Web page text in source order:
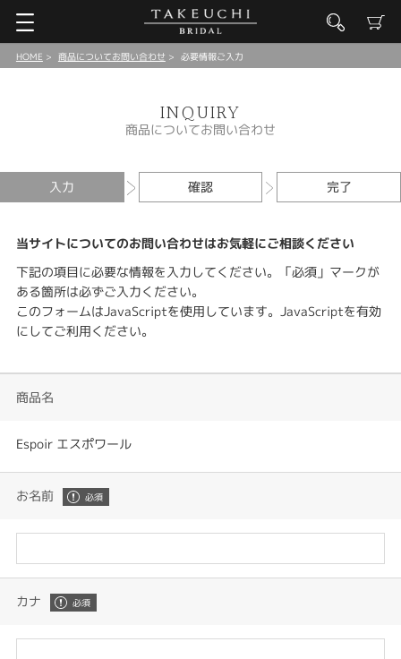
HOME 商品についてお問い合わせ 必要情報ご入力
INQUIRY
商品についてお問い合わせ
入力 確認 完了
当サイトについてのお問い合わせはお気軽にご相談ください
下記の項目に必要な情報を入力してください。「必須」マークが
ある箇所は必ずご入力ください。
このフォームはJavaScriptを使用しています。JavaScriptを有効
にしてご利用ください。
商品名
Espoir エスポワール
お名前
カナ